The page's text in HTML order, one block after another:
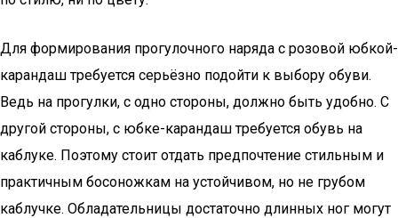
Для формирования прогулочного наряда с розовой юбкой-
карандаш требуется серьёзно подойти к выбору обуви.
Ведь на прогулки, с одно стороны, должно быть удобно. С
другой стороны, с юбке-карандаш требуется обувь на
каблуке. Поэтому стоит отдать предпочтение стильным и
практичным босоножкам на устойчивом, но не грубом
каблучке. Обладательницы достаточно длинных ног могут